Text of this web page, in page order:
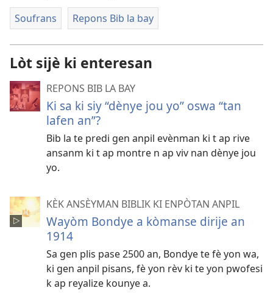
Soufrans Repons Bib la bay
Lòt sijè ki enteresan
REPONS BIB LA BAY
Ki sa ki siy “dènye jou yo” oswa “tan
lafen an”?
Bib la te predi gen anpil evènman ki t ap rive
ansanm ki t ap montre n ap viv nan dènye jou
yo.
KÈK ANSÈYMAN BIBLIK KI ENPÒTAN ANPIL
Wayòm Bondye a kòmanse dirije an
1914
Sa gen plis pase 2500 an, Bondye te fè yon wa,
ki gen anpil pisans, fè yon rèv ki te yon pwofesi
k ap reyalize kounye a.